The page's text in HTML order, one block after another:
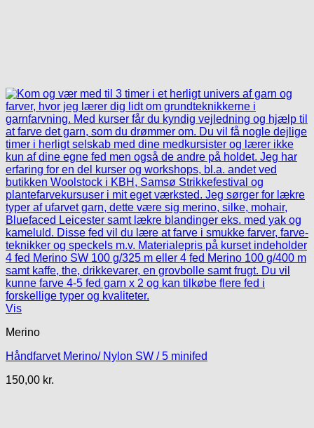
Vis
Merino
Håndfarvet Merino/ Nylon SW / 5 minifed
150,00 kr.